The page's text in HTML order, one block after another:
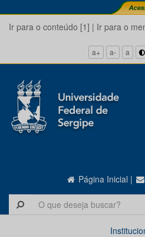
Ir para o conteúdo [1] | Ir para o
a+ a- a
Página Inicial |